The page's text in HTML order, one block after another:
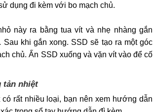
dụng đi kèm với bo mạch chủ.
này ra bằng tua vít và nhẹ nhàng gắn
Sau khi gắn xong. SSD sẽ tạo ra một góc
chủ. Ấn SSD xuống và vặn vít vào để cố
tản nhiệt
có rất nhiều loại, bạn nên xem hướng dẫn